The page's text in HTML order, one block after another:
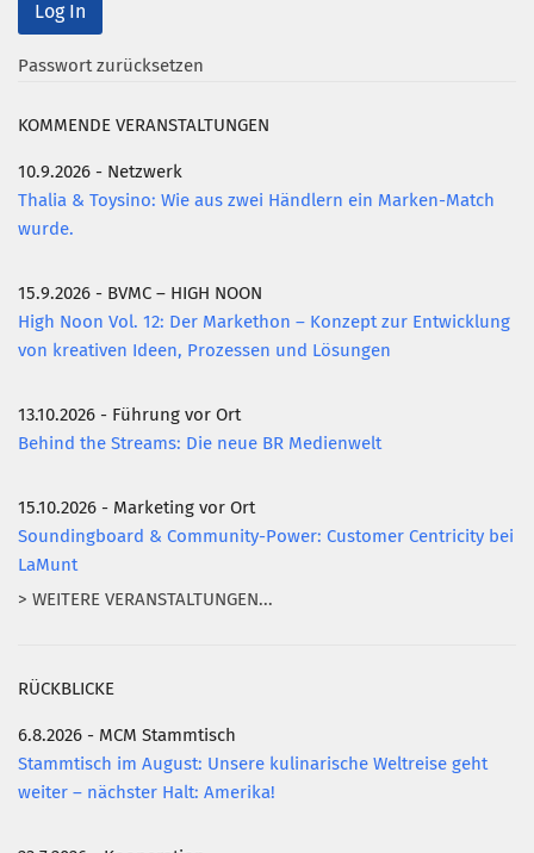
AKTUELLES
KONTAKT
Passwort zurücksetzen
KOMMENDE VERANSTALTUNGEN
10.9.2026 - Netzwerk
Thalia & Toysino: Wie aus zwei Händlern ein Marken-Match
wurde.
15.9.2026 - BVMC – HIGH NOON
High Noon Vol. 12: Der Markethon – Konzept zur Entwicklung
von kreativen Ideen, Prozessen und Lösungen
13.10.2026 - Führung vor Ort
Behind the Streams: Die neue BR Medienwelt
15.10.2026 - Marketing vor Ort
Soundingboard & Community-Power: Customer Centricity bei
LaMunt
> WEITERE VERANSTALTUNGEN...
RÜCKBLICKE
6.8.2026 - MCM Stammtisch
Stammtisch im August: Unsere kulinarische Weltreise geht
weiter – nächster Halt: Amerika!